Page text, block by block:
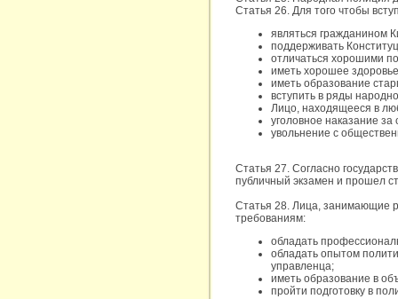
Статья 26. Для того чтобы
являться гражданином
поддерживать
отличаться хорошими
иметь хорошее
иметь образование
вступить в ряды
Лицо, находящееся в
уголовное наказание
увольнение с
Статья 27. Согласно
публичный экзамен и прошел
Статья 28. Лица, занимающие
требованиям:
обладать
обладать опытом
управленца;
иметь образование в
пройти подготовку в